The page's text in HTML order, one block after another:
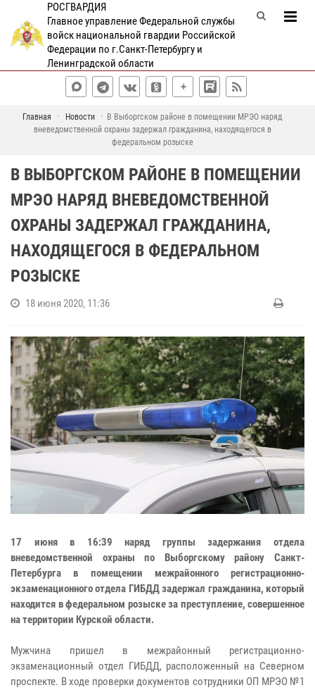
РОСГВАРДИЯ
Главное управление Федеральной службы
войск национальной гвардии Российской
Федерации по г.Санкт-Петербургу и
Ленинградской области
Главная Новости
В Выборгском районе в помещении МРЭО наряд
вневедомственной охраны задержал гражданина, находящегося в
федеральном розыске
В ВЫБОРГСКОМ РАЙОНЕ В ПОМЕЩЕНИИ
МРЭО НАРЯД ВНЕВЕДОМСТВЕННОЙ
ОХРАНЫ ЗАДЕРЖАЛ ГРАЖДАНИНА,
НАХОДЯЩЕГОСЯ В ФЕДЕРАЛЬНОМ
РОЗЫСКЕ
18 июня 2020, 11:36
17 июня в 16:39 наряд группы задержания отдела
вневедомственной охраны по Выборгскому району Санкт-
Петербурга в помещении межрайонного регистрационно-
экзаменационного отдела ГИБДД задержал гражданина, который
находится в федеральном розыске за преступление, совершенное
на территории Курской области.
Мужчина пришел в межрайонный регистрационно-
экзаменационный отдел ГИБДД, расположенный на Северном
проспекте. В ходе проверки документов сотрудники ОП МРЭО №1